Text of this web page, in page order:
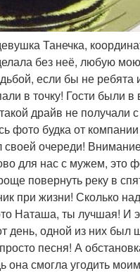
Танечка,
без неё, любую
если бы не ребята
в точку! Гости были в
драйв не получали
будка от
очереди!
для нас с мужем, это
повернуть реку в
при жизни! Сколько
Наташа, ты лучшая! И
день, одной из них был
песня! А
смогла угодить